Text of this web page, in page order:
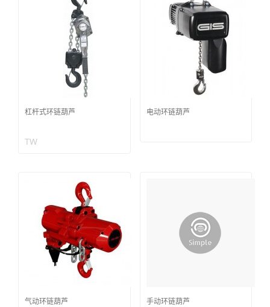
杠杆式环链葫芦
TW
电动环链葫芦
气动环链葫芦 手动环链葫芦